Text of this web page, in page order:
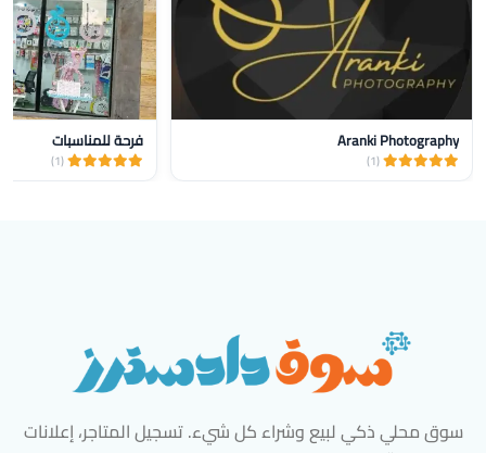
Aranki Photography
(1)
فرحة للمناسبات
(1)
سوق محلي ذكي لبيع وشراء كل شيء. تسجيل المتاجر، إعلانات